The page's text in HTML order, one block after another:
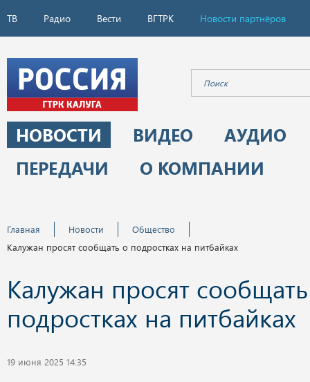
ТВ Радио Вести ВГТРК Новости партнёров
НОВОСТИ ВИДЕО
АУДИО
ПЕРЕДАЧИ
О КОМПАНИИ
Главная Новости
Общество
Калужан просят сообщать о подростках на питбайках
Калужан просят
подростках на питбайках
19 июня 2025 14:35